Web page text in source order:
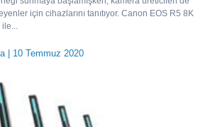
için cihazlarını tanıtıyor. Canon EOS R5 8K
ile...
| 10 Temmuz 2020